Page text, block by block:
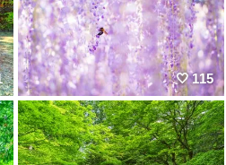
115